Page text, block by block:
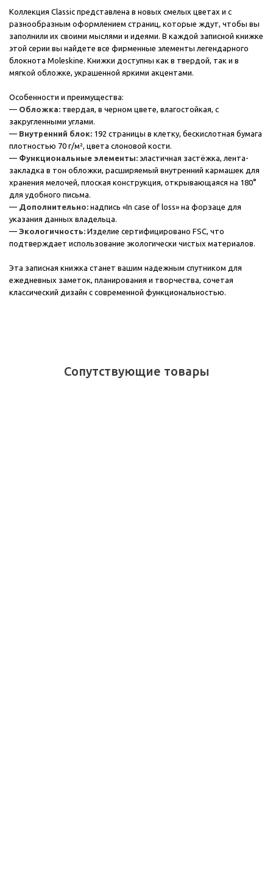
Коллекция Classic представлена в новых смелых цветах и с
разнообразным оформлением страниц, которые ждут, чтобы вы
заполнили их своими мыслями и идеями. В каждой записной книжке
этой серии вы найдете все фирменные элементы легендарного
блокнота Moleskine. Книжки доступны как в твердой, так и в
мягкой обложке, украшенной яркими акцентами.
Особенности и преимущества:
— Обложка: твердая, в черном цвете, влагостойкая, с
закругленными углами.
— Внутренний блок: 192 страницы в клетку, бескислотная бумага
плотностью 70 г/м², цвета слоновой кости.
— Функциональные элементы: эластичная застёжка, лента-
закладка в тон обложки, расширяемый внутренний кармашек для
хранения мелочей, плоская конструкция, открывающаяся на 180°
для удобного письма.
— Дополнительно: надпись «In case of loss» на форзаце для
указания данных владельца.
— Экологичность: Изделие сертифицировано FSC, что
подтверждает использование экологически чистых материалов.
Эта записная книжка станет вашим надежным спутником для
ежедневных заметок, планирования и творчества, сочетая
классический дизайн с современной функциональностью.
Сопутствующие товары